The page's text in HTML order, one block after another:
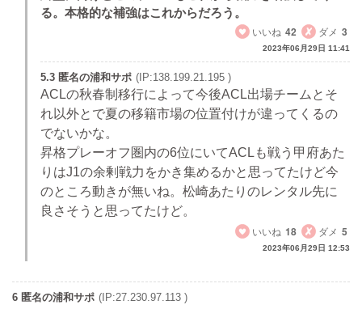
る。本格的な補強はこれからだろう。
いいね 42 ダメ 3
2023年06月29日 11:41
5.3 匿名の浦和サポ (IP:138.199.21.195 )
ACLの秋春制移行によって今後ACL出場チームとそ
れ以外とで夏の移籍市場の位置付けが違ってくるの
でないかな。
昇格プレーオフ圏内の6位にいてACLも戦う甲府あた
りはJ1の余剰戦力をかき集めるかと思ってたけど今
のところ動きが無いね。松崎あたりのレンタル先に
良さそうと思ってたけど。
いいね 18 ダメ 5
2023年06月29日 12:53
6 匿名の浦和サポ (IP:27.230.97.113 )